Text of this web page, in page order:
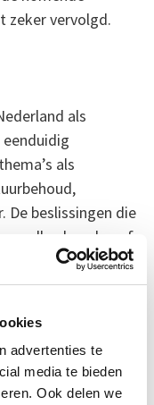
advertenties te
media te bieden
Ook delen we
zeker vervolgd.
als
als
De beslissingen die
zullen bepalen of
samenleving kan
dan eens